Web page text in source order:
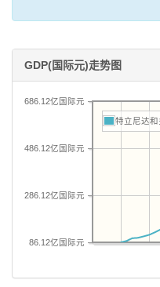
GDP(国际元)走势图
86.12亿国际元
286.12亿国际元
486.12亿国际元
686.12亿国际元
特立尼达和